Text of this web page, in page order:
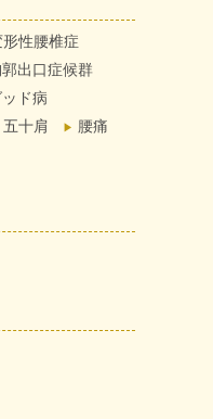
形性腰椎症
郭出口症候群
ド病
十肩
腰痛